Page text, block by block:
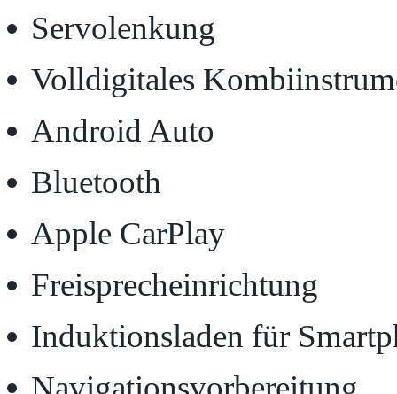
Servolenkung
Volldigitales
Android Auto
Bluetooth
Apple CarPlay
Freisprecheinrichtung
Induktionsladen für